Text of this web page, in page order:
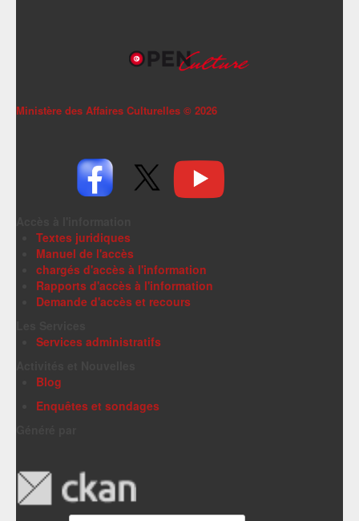
Ministère des Affaires Culturelles © 2026
Textes juridiques
Manuel de l'accès
chargés d'accès à l'information
Rapports d'accès à l'information
Demande d'accès et recours
Services administratifs
Blog
Enquêtes et sondages